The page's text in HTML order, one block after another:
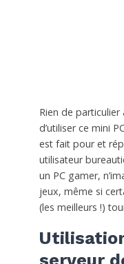
Rien de
d’utiliser ce mini
est fait pour et
utilisateur
un PC gamer,
jeux, même si
(les meilleurs !)